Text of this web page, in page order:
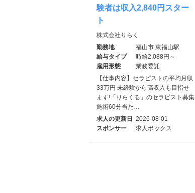
験者は収入2,840円スター
ト
株式会社りらく
勤務地
福山市 東福山駅
給与タイプ
時給2,088円～
雇用形態
業務委託
【仕事内容】セラピストの平均月収
33万円 未経験から高収入も目指せ
ます!「りらくる」のセラピスト募集
施術60分当た…
求人の更新日 2026-08-01
スポンサー
求人ボックス